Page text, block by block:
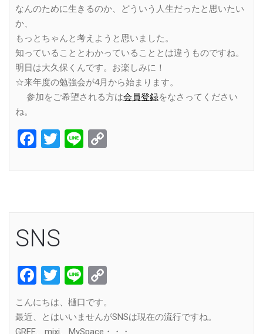
なんのために生きるのか、どういう人生だったと思いたい
か、
もっとちゃんと考えようと思いました。
知っていることとわかっていることとは違うものですね。
明日は大久保くんです。お楽しみに！
☆来年度の勉強会が4月から始まります。
参加をご希望される方は会員登録をなさってください
ね。
Facebook
Twitter
Line
SNS
Facebook
Twitter
Line
こんにちは、樋口です。
最近、とはいいませんがSNSは現在の流行ですね。
GREE、mixi、MySpace・・・